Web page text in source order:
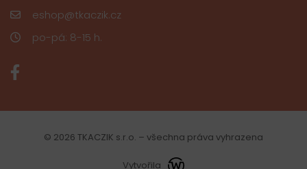
eshop@tkaczik.cz
po-pá: 8-15 h.
© 2026 TKACZIK s.r.o. – všechna práva vyhrazena
Vytvořila